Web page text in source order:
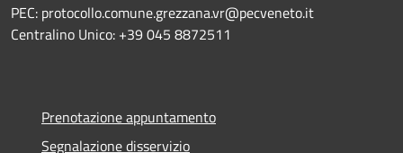
PEC: protocollo.comune.grezzana.vr@pecveneto.it
Centralino Unico: +39 045 8872511
Prenotazione appuntamento
Segnalazione disservizio